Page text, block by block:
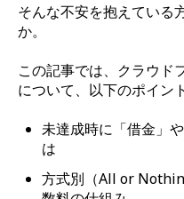
そんな不安を抱えている
か。
この記事では、クラウド
について、以下のポイン
未達成時に「借金」
は
方式別（All or